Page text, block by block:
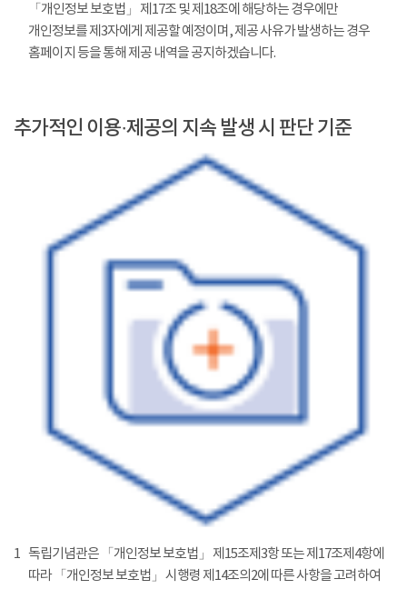
「개인정보 보호법」 제17조 및 제18조에 해당하는 경우에만
개인정보를 제3자에게 제공할 예정이며, 제공 사유가 발생하는 경우
홈페이지 등을 통해 제공 내역을 공지하겠습니다.
추가적인 이용·제공의 지속 발생 시 판단 기준
1 독립기념관은 「개인정보 보호법」 제15조제3항 또는 제17조제4항에
따라 「개인정보 보호법」 시행령 제14조의2에 따른 사항을 고려하여